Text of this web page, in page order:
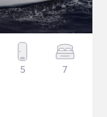
5 7